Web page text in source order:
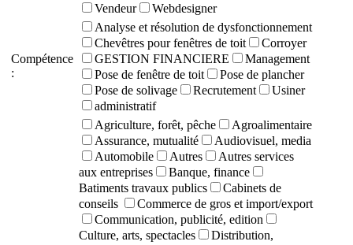
Vendeur
Webdesigner
Compétence
:
Analyse et résolution de dysfonctionnement
Chevêtres pour fenêtres de toit
Corroyer
GESTION FINANCIERE
Management
Pose de fenêtre de toit
Pose de plancher
Pose de solivage
Recrutement
Usiner
administratif
Agriculture, forêt, pêche
Agroalimentaire
Assurance, mutualité
Audiovisuel, media
Automobile
Autres
Autres services
aux entreprises
Banque, finance
Batiments travaux publics
Cabinets de
conseils
Commerce de gros et import/export
Communication, publicité, edition
Culture, arts, spectacles
Distribution,